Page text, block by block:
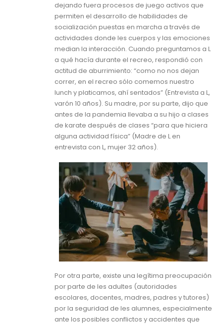
dejando fuera procesos de juego activos que
permiten el desarrollo de habilidades de
socialización puestas en marcha a través de
actividades donde les cuerpos y las emociones
median la interacción. Cuando preguntamos a L
a qué hacía durante el recreo, respondió con
actitud de aburrimiento: “como no nos dejan
correr, en el recreo sólo comemos nuestro
lunch y platicamos, ahí sentados” (Entrevista a L,
varón 10 años). Su madre, por su parte, dijo que
antes de la pandemia llevaba a su hijo a clases
de karate después de clases “para que hiciera
alguna actividad física” (Madre de L en
entrevista con L, mujer 32 años).
Por otra parte, existe una legítima preocupación
por parte de les adultes (autoridades
escolares, docentes, madres, padres y tutores)
por la seguridad de les alumnes, especialmente
ante los posibles conflictos y accidentes que